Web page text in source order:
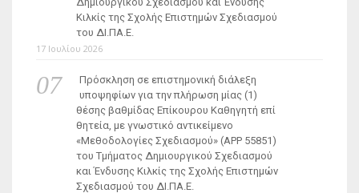
Κιλκίς της Σχολής Επιστημών Σχεδιασμού
του ΔΙ.ΠΑ.Ε.
17 Ιουλίου 2026
Πρόσκληση σε επιστημονική διάλεξη
υποψηφίων για την πλήρωση μίας (1)
θέσης βαθμίδας Επίκουρου Καθηγητή επί
θητεία, με γνωστικό αντικείμενο
«Μεθοδολογίες Σχεδιασμού» (ΑΡΡ 55851)
του Τμήματος Δημιουργικού Σχεδιασμού
και Ένδυσης Κιλκίς της Σχολής Επιστημών
Σχεδιασμού του ΔΙ.ΠΑ.Ε.